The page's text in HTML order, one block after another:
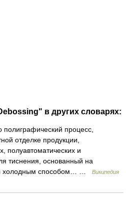
в других словарях:
процесс,
отделке продукции,
полуавтоматических и
тиснения, основанный на
холодным способом… …
Википедия